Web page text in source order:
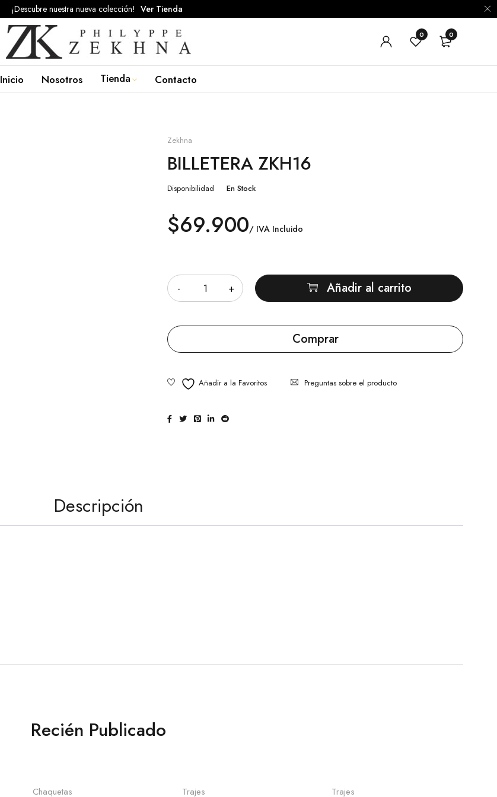
¡Descubre nuestra nueva colección! Ver Tienda
0 0
Inicio Nosotros Tienda Contacto
Zekhna
BILLETERA ZKH16
Disponibilidad En Stock
$69.900/ IVA Incluido
Añadir al carrito
Comprar
Preguntas sobre el producto
Descripción
Recién Publicado
Chaquetas Trajes Trajes